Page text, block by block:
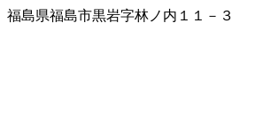
福島県福島市黒岩字林ノ内１１－３